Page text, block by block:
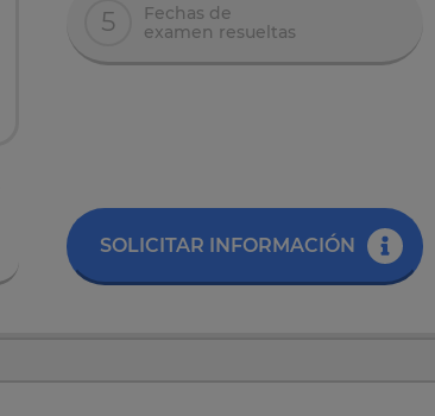
5
Fechas de
examen resueltas
SOLICITAR INFORMACIÓN